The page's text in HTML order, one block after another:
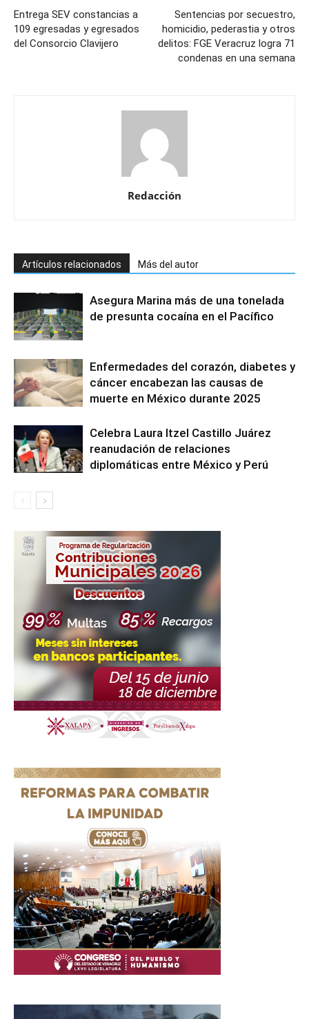
Entrega SEV constancias a
109 egresadas y egresados
del Consorcio Clavijero
Sentencias por secuestro,
homicidio, pederastia y otros
delitos: FGE Veracruz logra 71
condenas en una semana
Redacción
Artículos relacionados Más del autor
Asegura Marina más de una tonelada
de presunta cocaína en el Pacífico
Enfermedades del corazón, diabetes y
cáncer encabezan las causas de
muerte en México durante 2025
Celebra Laura Itzel Castillo Juárez
reanudación de relaciones
diplomáticas entre México y Perú